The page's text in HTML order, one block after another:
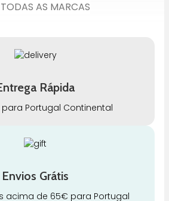
AS MARCAS
Rápida
para Portugal Continental
Envios Grátis
acima de 65€ para Portugal